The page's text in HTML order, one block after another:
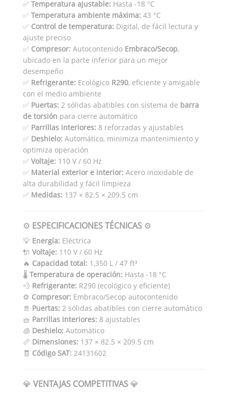
✅ Temperatura ajustable: Hasta -18 °C
✅ Temperatura ambiente máxima: 43 °C
✅ Control de temperatura: Digital, de fácil lectura y
ajuste preciso
✅ Compresor: Autocontenido Embraco/Secop,
ubicado en la parte inferior para un mejor
desempeño
✅ Refrigerante: Ecológico R290, eficiente y amigable
con el medio ambiente
✅ Puertas: 2 sólidas abatibles con sistema de barra
de torsión para cierre automático
✅ Parrillas interiores: 8 reforzadas y ajustables
✅ Deshielo: Automático, minimiza mantenimiento y
optimiza operación
✅ Voltaje: 110 V / 60 Hz
✅ Material exterior e interior: Acero inoxidable de
alta durabilidad y fácil limpieza
✅ Medidas: 137 × 82.5 × 209.5 cm
⚙️ ESPECIFICACIONES TÉCNICAS ⚙️
💡 Energía: Eléctrica
🔌 Voltaje: 110 V / 60 Hz
🔥 Capacidad total: 1,350 L / 47 ft³
🌡️ Temperatura de operación: Hasta -18 °C
💨 Refrigerante: R290 (ecológico y eficiente)
⚙️ Compresor: Embraco/Secop autocontenido
🚪 Puertas: 2 sólidas abatibles con cierre automático
🧺 Parrillas interiores: 8 ajustables
🧊 Deshielo: Automático
📏 Dimensiones: 137 × 82.5 × 209.5 cm
🧾 Código SAT: 24131602
💎 VENTAJAS COMPETITIVAS💎